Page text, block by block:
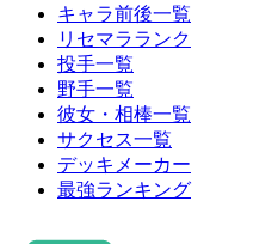
キャラ前後一覧
リセマラランク
投手一覧
野手一覧
彼女・相棒一覧
サクセス一覧
デッキメーカー
最強ランキング